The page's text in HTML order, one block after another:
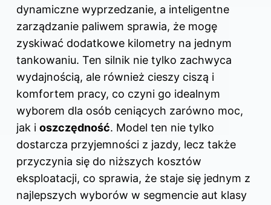
dynamiczne wyprzedzanie, a inteligentne
zarządzanie paliwem sprawia, że mogę
zyskiwać dodatkowe kilometry na jednym
tankowaniu. Ten silnik nie tylko zachwyca
wydajnością, ale również cieszy ciszą i
komfortem pracy, co czyni go idealnym
wyborem dla osób ceniących zarówno moc,
jak i oszczędność. Model ten nie tylko
dostarcza przyjemności z jazdy, lecz także
przyczynia się do niższych kosztów
eksploatacji, co sprawia, że staje się jednym z
najlepszych wyborów w segmencie aut klasy